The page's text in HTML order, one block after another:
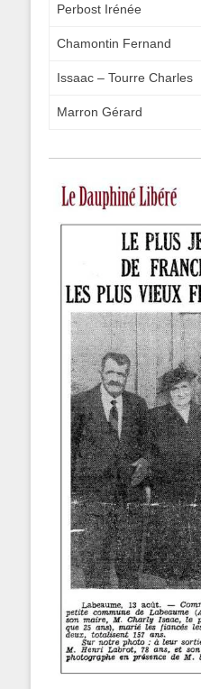
Perbost Irénée
Chamontin Fernand
Issaac – Tourre Charles
Marron Gérard